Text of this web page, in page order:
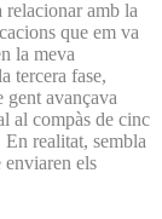
relacionar amb la
que em va
la meva
tercera fase,
gent avançava
al compàs de cinc
En realitat, sembla
enviaren els